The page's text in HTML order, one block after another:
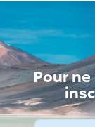
Pour